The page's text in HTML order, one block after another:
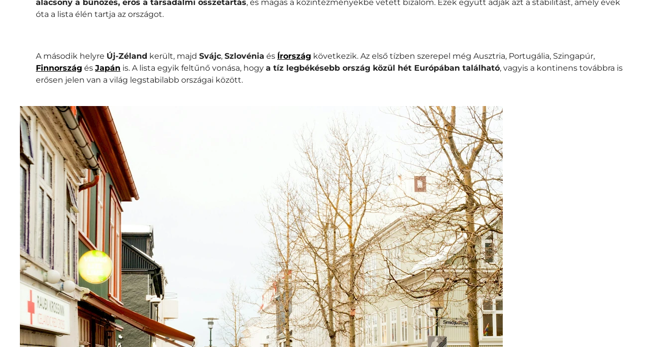
alacsony a bűnözés, erős a társadalmi összetartás, és magas a közintézményekbe vetett bizalom. Ezek együtt adják azt a stabilitást, amely évek
óta a lista élén tartja az országot.
A második helyre Új-Zéland került, majd Svájc, Szlovénia és Írország következik. Az első tízben szerepel még Ausztria, Portugália, Szingapúr,
Finnország és Japán is. A lista egyik feltűnő vonása, hogy a tíz legbékésebb ország közül hét Európában található, vagyis a kontinens továbbra is
erősen jelen van a világ legstabilabb országai között.